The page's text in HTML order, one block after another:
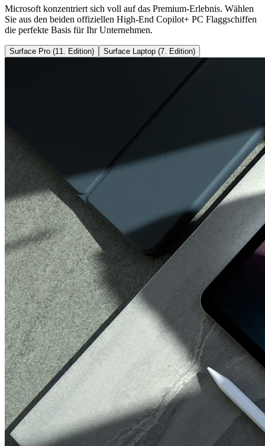
Microsoft konzentriert sich voll auf das Premium-Erlebnis. Wählen
Sie aus den beiden offiziellen High-End Copilot+ PC Flaggschiffen
die perfekte Basis für Ihr Unternehmen.
Surface Pro (11. Edition) Surface Laptop (7. Edition)